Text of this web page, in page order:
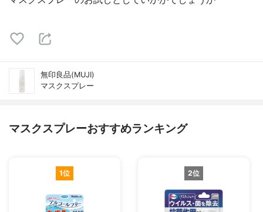
無印良品(MUJI)
マスクスプレー
マスクスプレーおすすめランキング
1位 2位